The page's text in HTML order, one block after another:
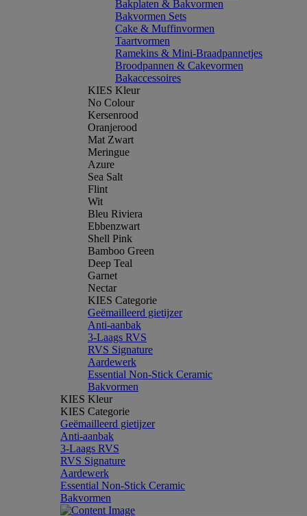
Bakplaten & Bakvormen
Bakvormen Sets
Cake & Muffinvormen
Taartvormen
Ramekins & Mini-Braadpannetjes
Broodpannen & Cakevormen
Bakaccessoires
KIES Kleur
No Colour
Kersenrood
Oranjerood
Mat Zwart
Meringue
Azure
Sea Salt
Flint
Wit
Bleu Riviera
Ebbenzwart
Shell Pink
Bamboo Green
Deep Teal
Garnet
Nectar
KIES Categorie
Geëmailleerd gietijzer
Anti-aanbak
3-Laags RVS
RVS Signature
Aardewerk
Essential Non-Stick Ceramic
Bakvormen
KIES Kleur
KIES Categorie
Geëmailleerd gietijzer
Anti-aanbak
3-Laags RVS
RVS Signature
Aardewerk
Essential Non-Stick Ceramic
Bakvormen